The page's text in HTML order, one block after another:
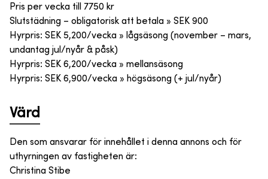
Pris per vecka till 7750 kr
Slutstädning – obligatorisk att betala » SEK 900
Hyrpris: SEK 5,200/vecka » lågsäsong (november – mars,
undantag jul/nyår & påsk)
Hyrpris: SEK 6,200/vecka » mellansäsong
Hyrpris: SEK 6,900/vecka » högsäsong (+ jul/nyår)
Värd
Den som ansvarar för innehållet i denna annons och för
uthyrningen av fastigheten är:
Christina Stibe